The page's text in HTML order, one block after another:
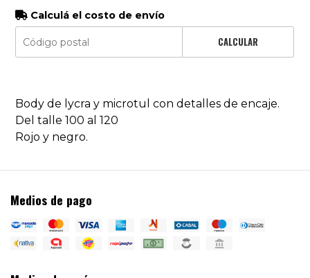
Calculá el costo de envío
CALCULAR
Body de lycra y microtul con detalles de encaje.
Del talle 100 al 120
Rojo y negro.
Medios de pago